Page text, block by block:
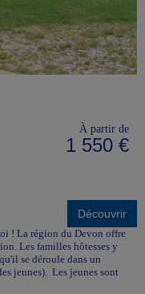
À partir de
1 550 €
Découvrir
! La région du Devon offre
Les familles hôtesses y
se déroule dans un
jeunes). Les jeunes sont